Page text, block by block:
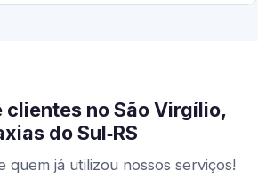
clientes no São Virgílio,
do Sul‑RS
quem já utilizou nossos serviços!